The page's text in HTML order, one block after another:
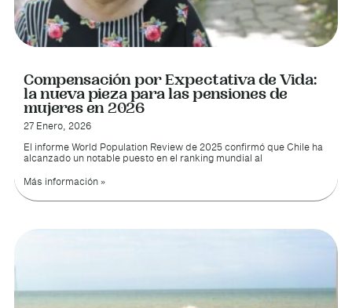
Compensación por Expectativa de Vida:
la nueva pieza para las pensiones de
mujeres en 2026
27 Enero, 2026
El informe World Population Review de 2025 confirmó que Chile ha
alcanzado un notable puesto en el ranking mundial al
Más información »